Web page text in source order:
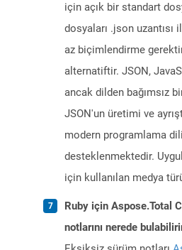
için açık bir standart
dosyaları .json uzantısı
az biçimlendirme
alternatiftir. JSON,
ancak dilden bağımsız
JSON'un üretimi ve
modern programlama
desteklenmektedir.
için kullanılan medya
Ruby için Aspose.Total
notlarını nerede